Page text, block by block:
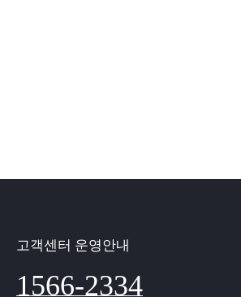
고객센터 운영안내
1566-2334